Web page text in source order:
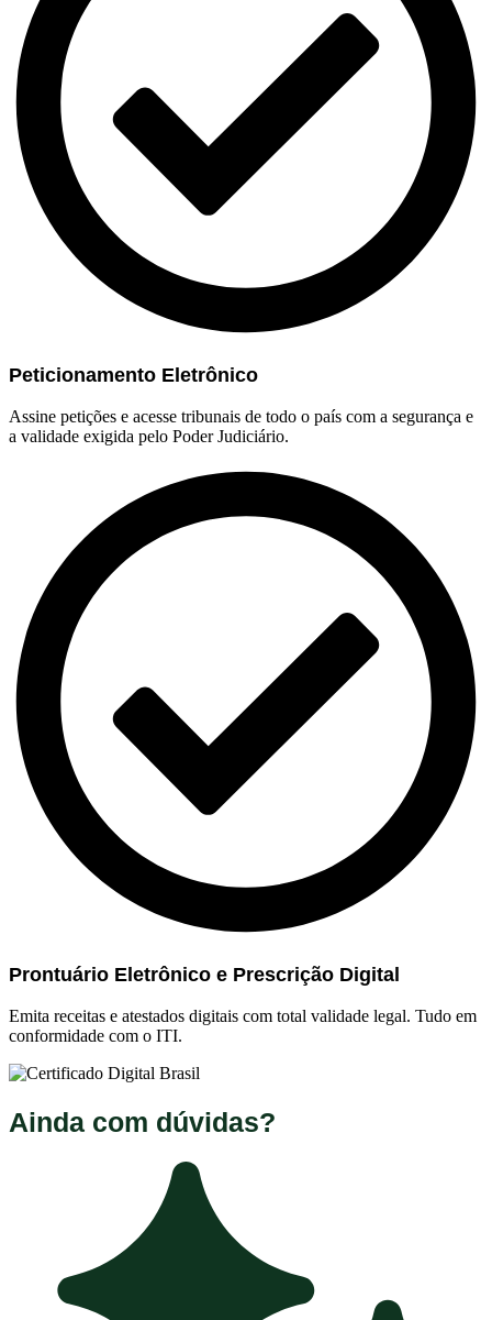
Peticionamento Eletrônico
Assine petições e acesse tribunais de todo o país com a segurança e
a validade exigida pelo Poder Judiciário.
Prontuário Eletrônico e Prescrição Digital
Emita receitas e atestados digitais com total validade legal. Tudo em
conformidade com o ITI.
Ainda com dúvidas?